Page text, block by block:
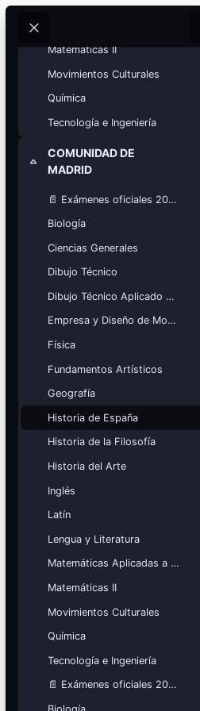
BloquesCalendario
académico
Festivos, vacaciones y fechas
Ver calendario
Mis cursos
¡Nos GUSTA lo que hacemos y se
NOTA!
Bloques
Matemáticas II
Movimientos Culturales
Química
Tecnología e Ingeniería
Colapsar
COMUNIDAD DE
MADRID
📄 Exámenes oficiales 2025
Biología
Ciencias Generales
Dibujo Técnico
Dibujo Técnico Aplicado a las Artes
Empresa y Diseño de Modelos de Negocio
Física
Fundamentos Artísticos
Geografía
Historia de España
Historia de la Filosofía
Historia del Arte
Inglés
Latín
Lengua y Literatura
Matemáticas Aplicadas a las Ciencias Sociales
Matemáticas II
Movimientos Culturales
Química
Tecnología e Ingeniería
📄 Exámenes oficiales 2026